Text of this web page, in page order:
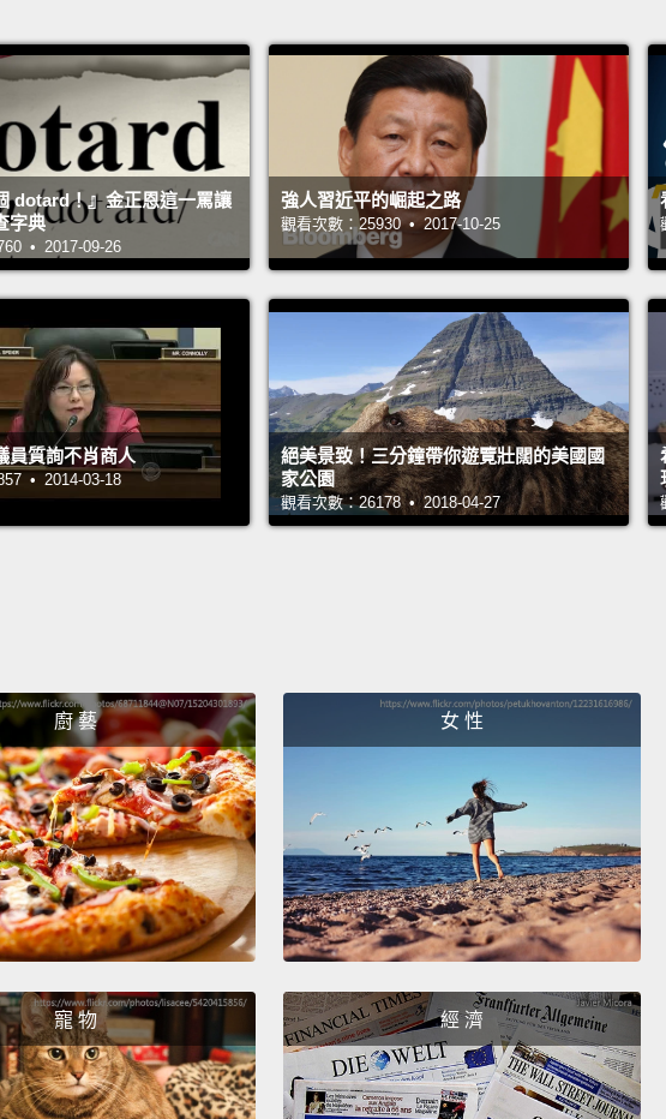
知最致命的疾病之一
－邦地布優伊波拉病
毒、蘇丹伊波拉病毒
內爆發的是最致命的
有高達百分之九十的
Ebola was first
happened at pretty
Sudan, and the
Congo. The DRC
River, which is
most deadly
killed 254 people
名稱的地方。而最為
果共和國內。那殺死
分之八十一的死亡率。
Ebola is found in
monkeys, forest
to humans through
blood, and the
of the main ways
eating
animals. It's then
contact with blood,
dotard！』金正恩這一罵讓
字典
• 2017-09-26
強人習近平的崛起之路
觀看次數：25930 • 2017-10-25
員質詢不肖商人
• 2014-03-18
絕美景致！三分鐘帶你遊覽壯闊的美國國
家公園
觀看次數：26178 • 2018-04-27
廚 藝 女 性
寵 物 經 濟